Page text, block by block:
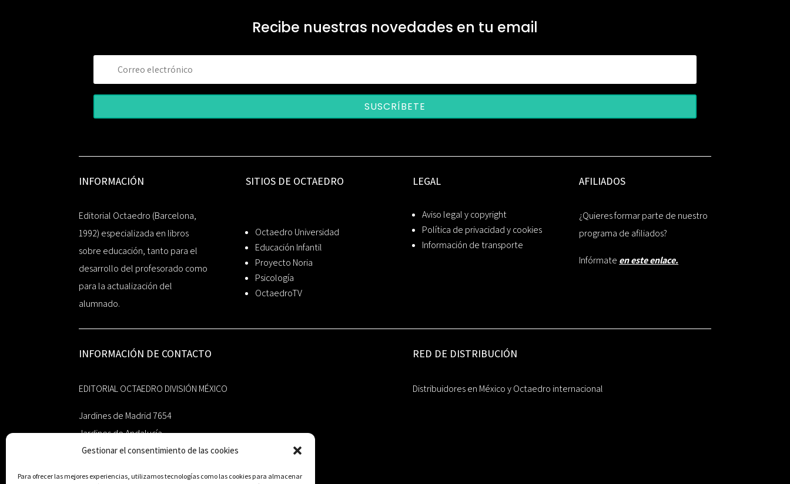
Gestionar el consentimiento de las cookies
Para ofrecer las mejores experiencias, utilizamos tecnologías como las cookies para almacenar
Recibe nuestras novedades en tu email
SUSCRÍBETE
INFORMACIÓN
Editorial Octaedro (Barcelona,
1992) especializada en libros
sobre educación, tanto para el
desarrollo del profesorado como
para la actualización del
alumnado.
SITIOS DE OCTAEDRO
Octaedro Universidad
Educación Infantil
Proyecto Noria
Psicología
OctaedroTV
LEGAL
Aviso legal y copyright
Política de privacidad y cookies
Información de transporte
AFILIADOS
¿Quieres formar parte de nuestro
programa de afiliados?
Infórmate en este enlace.
INFORMACIÓN DE CONTACTO
EDITORIAL OCTAEDRO DIVISIÓN MÉXICO
Jardines de Madrid 7654
Jardines de Andalucía
Guadalupe, Nuevo León
RED DE DISTRIBUCIÓN
Distribuidores en México y Octaedro internacional